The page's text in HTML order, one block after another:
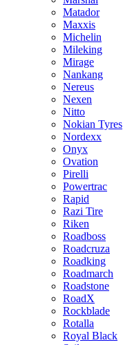
Matador
Maxxis
Michelin
Mileking
Mirage
Nankang
Nereus
Nexen
Nitto
Nokian Tyres
Nordexx
Onyx
Ovation
Pirelli
Powertrac
Rapid
Razi Tire
Riken
Roadboss
Roadcruza
Roadking
Roadmarch
Roadstone
RoadX
Rockblade
Rotalla
Royal Black